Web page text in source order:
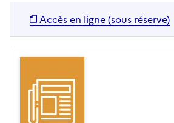
Accès en ligne (sous réserve)